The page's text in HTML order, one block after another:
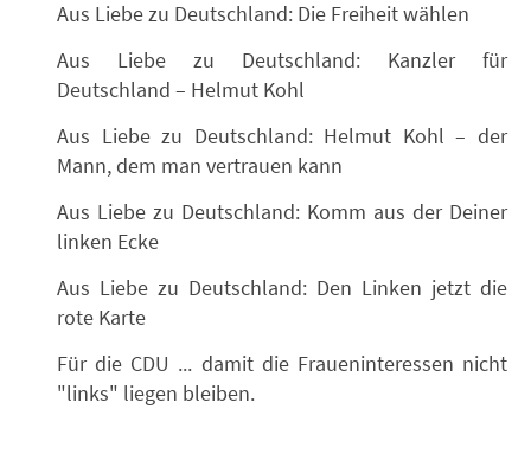
Aus Liebe zu Deutschland: Die Freiheit wählen
Aus Liebe zu Deutschland: Kanzler für
Deutschland – Helmut Kohl
Aus Liebe zu Deutschland: Helmut Kohl – der
Mann, dem man vertrauen kann
Aus Liebe zu Deutschland: Komm aus der Deiner
linken Ecke
Aus Liebe zu Deutschland: Den Linken jetzt die
rote Karte
Für die CDU ... damit die Fraueninteressen nicht
"links" liegen bleiben.